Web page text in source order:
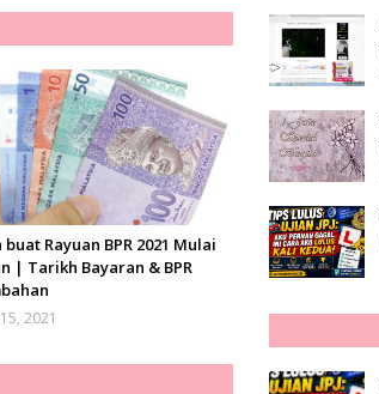
buat Rayuan BPR 2021 Mulai
| Tarikh Bayaran & BPR
2021